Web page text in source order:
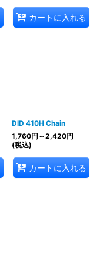
カートに入れる
DID 410H Chain
1,760円 ～2,420円
(税込)
カートに入れる